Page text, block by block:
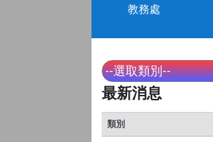
教務處
最新消息
類別